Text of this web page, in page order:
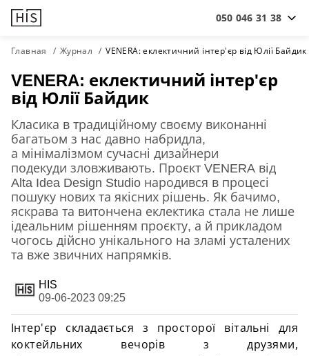
050 046 31 38
Главная Журнал VENERA: еклектичний інтер'єр від Юлії Байдик
VENERA: еклектичний інтер'єр
від Юлії Байдик
Класика в традиційному своєму виконанні
багатьом з нас давно набридла,
а мінімалізмом сучасні дизайнери
подекуди зловживають. Проєкт VENERA від
Alta Idea Design Studio народився в процесі
пошуку нових та якісних рішень. Як бачимо,
яскрава та витончена еклектика стала не лише
ідеальним рішенням проєкту, а й прикладом
чогось дійсно унікального на зламі усталених
та вже звичних напрямків.
HIS
09-06-2023 09:25
Інтер'єр складається з просторої вітальні для
коктейльних вечорів з друзями,